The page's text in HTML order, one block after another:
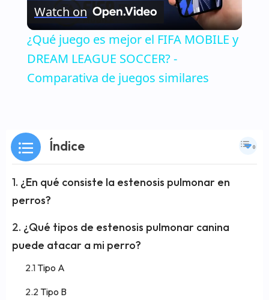
Video
Watch on
¿Qué juego es mejor el FIFA MOBILE y
DREAM LEAGUE SOCCER? -
Comparativa de juegos similares
Índice
¿En qué consiste la estenosis pulmonar en
perros?
¿Qué tipos de estenosis pulmonar canina
puede atacar a mi perro?
Tipo A
Tipo B